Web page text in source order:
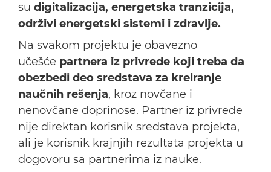
su digitalizacija, energetska tranzicija,
održivi energetski sistemi i zdravlje.
Na svakom projektu je obavezno
učešće partnera iz privrede koji treba da
obezbedi deo sredstava za kreiranje
naučnih rešenja, kroz novčane i
nenovčane doprinose. Partner iz privrede
nije direktan korisnik sredstava projekta,
ali je korisnik krajnjih rezultata projekta u
dogovoru sa partnerima iz nauke.